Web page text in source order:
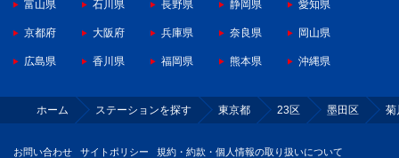
富山県 石川県 長野県 静岡県 愛知県
京都府 大阪府 兵庫県 奈良県 岡山県
広島県 香川県 福岡県 熊本県 沖縄県
ホーム ステーションを探す 東京都 23区 墨田区 菊
お問い合わせ サイトポリシー
規約・約款・個人情報の取り扱いについて